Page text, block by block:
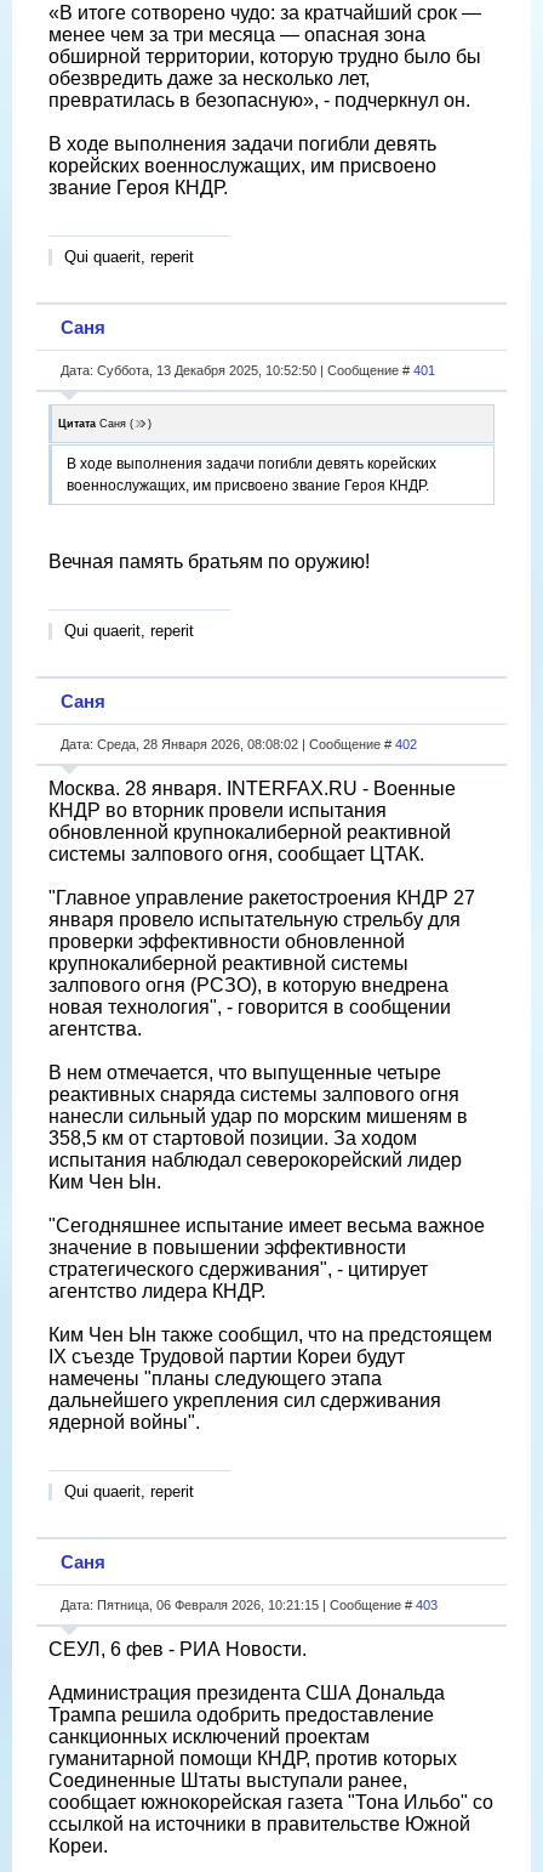
«В итоге сотворено чудо: за кратчайший срок —
менее чем за три месяца — опасная зона
обширной территории, которую трудно было бы
обезвредить даже за несколько лет,
превратилась в безопасную», - подчеркнул он.
В ходе выполнения задачи погибли девять
корейских военнослужащих, им присвоено
звание Героя КНДР.
Qui quaerit, reperit
Саня
Дата: Суббота, 13 Декабря 2025, 10:52:50 | Сообщение # 401
Цитата Саня ( )
В ходе выполнения задачи погибли девять корейских
военнослужащих, им присвоено звание Героя КНДР.
Вечная память братьям по оружию!
Qui quaerit, reperit
Саня
Дата: Среда, 28 Января 2026, 08:08:02 | Сообщение # 402
Москва. 28 января. INTERFAX.RU - Военные
КНДР во вторник провели испытания
обновленной крупнокалиберной реактивной
системы залпового огня, сообщает ЦТАК.
"Главное управление ракетостроения КНДР 27
января провело испытательную стрельбу для
проверки эффективности обновленной
крупнокалиберной реактивной системы
залпового огня (РСЗО), в которую внедрена
новая технология", - говорится в сообщении
агентства.
В нем отмечается, что выпущенные четыре
реактивных снаряда системы залпового огня
нанесли сильный удар по морским мишеням в
358,5 км от стартовой позиции. За ходом
испытания наблюдал северокорейский лидер
Ким Чен Ын.
"Сегодняшнее испытание имеет весьма важное
значение в повышении эффективности
стратегического сдерживания", - цитирует
агентство лидера КНДР.
Ким Чен Ын также сообщил, что на предстоящем
IX съезде Трудовой партии Кореи будут
намечены "планы следующего этапа
дальнейшего укрепления сил сдерживания
ядерной войны".
Qui quaerit, reperit
Саня
Дата: Пятница, 06 Февраля 2026, 10:21:15 | Сообщение # 403
СЕУЛ, 6 фев - РИА Новости.
Администрация президента США Дональда
Трампа решила одобрить предоставление
санкционных исключений проектам
гуманитарной помощи КНДР, против которых
Соединенные Штаты выступали ранее,
сообщает южнокорейская газета "Тона Ильбо" со
ссылкой на источники в правительстве Южной
Кореи.